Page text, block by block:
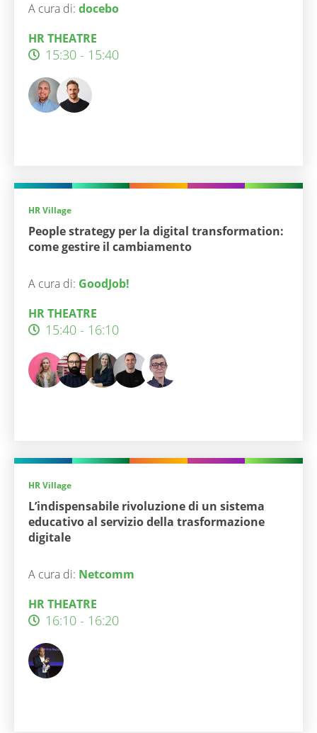
A cura di: docebo
HR THEATRE
15:30 - 15:40
HR Village
People strategy per la digital transformation:
come gestire il cambiamento
A cura di: GoodJob!
HR THEATRE
15:40 - 16:10
HR Village
L’indispensabile rivoluzione di un sistema
educativo al servizio della trasformazione
digitale
A cura di: Netcomm
HR THEATRE
16:10 - 16:20